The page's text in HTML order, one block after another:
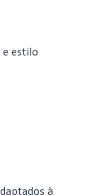
e estilo
à